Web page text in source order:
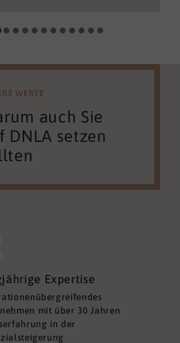
WERTE
auch Sie
DNLA setzen
Expertise
mit über 30 Jahren
in der